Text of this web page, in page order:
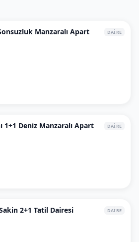
Manzaralı Apart
DAİRE
1+1 Deniz Manzaralı Apart DAİRE
2+1 Tatil Dairesi DAİRE